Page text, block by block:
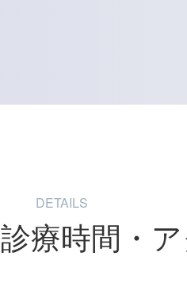
DETAILS
診療時間・